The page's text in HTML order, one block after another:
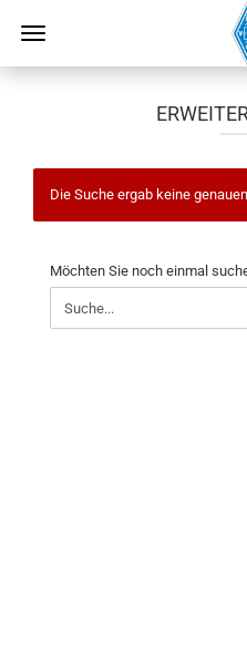
Die Suche ergab keine
MÖCHTEN
SIE
NOCH
EINMAL
Möchten Sie noch einmal